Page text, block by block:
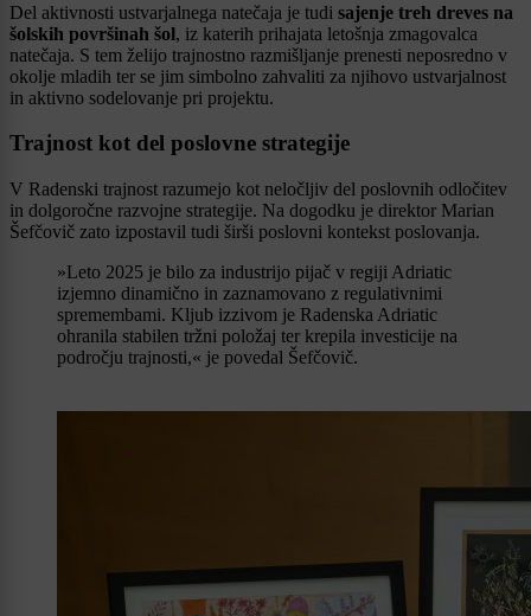
Del aktivnosti ustvarjalnega natečaja je tudi sajenje treh dreves na
šolskih površinah šol, iz katerih prihajata letošnja zmagovalca
natečaja. S tem želijo trajnostno razmišljanje prenesti neposredno v
okolje mladih ter se jim simbolno zahvaliti za njihovo ustvarjalnost
in aktivno sodelovanje pri projektu.
Trajnost kot del poslovne strategije
V Radenski trajnost razumejo kot neločljiv del poslovnih odločitev
in dolgoročne razvojne strategije. Na dogodku je direktor Marian
Šefčovič zato izpostavil tudi širši poslovni kontekst poslovanja.
»Leto 2025 je bilo za industrijo pijač v regiji Adriatic
izjemno dinamično in zaznamovano z regulativnimi
spremembami. Kljub izzivom je Radenska Adriatic
ohranila stabilen tržni položaj ter krepila investicije na
področju trajnosti,« je povedal Šefčovič.